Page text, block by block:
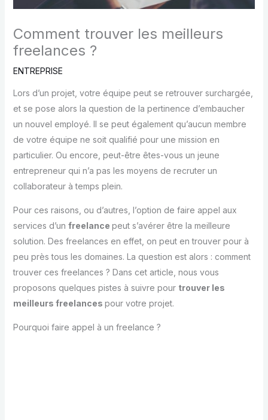
Comment trouver les meilleurs
freelances ?
ENTREPRISE
Lors d’un projet, votre équipe peut se retrouver surchargée,
et se pose alors la question de la pertinence d’embaucher
un nouvel employé. Il se peut également qu’aucun membre
de votre équipe ne soit qualifié pour une mission en
particulier. Ou encore, peut-être êtes-vous un jeune
entrepreneur qui n’a pas les moyens de recruter un
collaborateur à temps plein.
Pour ces raisons, ou d’autres, l’option de faire appel aux
services d’un freelance peut s’avérer être la meilleure
solution. Des freelances en effet, on peut en trouver pour à
peu près tous les domaines. La question est alors : comment
trouver ces freelances ? Dans cet article, nous vous
proposons quelques pistes à suivre pour trouver les
meilleurs freelances pour votre projet.
Pourquoi faire appel à un freelance ?